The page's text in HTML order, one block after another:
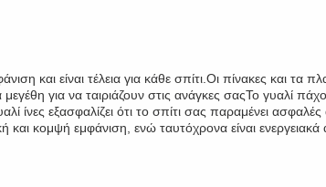
είναι τέλεια για κάθε σπίτι.Οι πίνακες και τα
για να ταιριάζουν στις ανάγκες σαςΤο γυαλί
εξασφαλίζει ότι το σπίτι σας παραμένει
και κομψή εμφάνιση, ενώ ταυτόχρονα είναι